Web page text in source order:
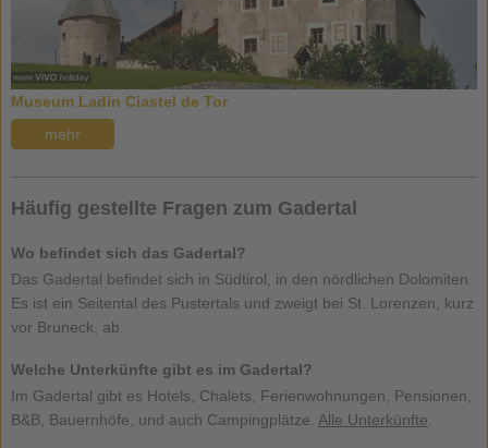
Museum Ladin Ciastel de Tor
mehr
Häufig gestellte Fragen zum Gadertal
Wo befindet sich das Gadertal?
Das Gadertal befindet sich in Südtirol, in den nördlichen Dolomiten.
Es ist ein Seitental des Pustertals und zweigt bei St. Lorenzen, kurz
vor Bruneck, ab.
Welche Unterkünfte gibt es im Gadertal?
Im Gadertal gibt es Hotels, Chalets, Ferienwohnungen, Pensionen,
B&B, Bauernhöfe, und auch Campingplätze. Alle Unterkünfte